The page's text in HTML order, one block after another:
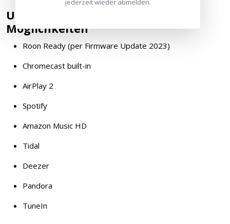
Umfassende Streaming-
Möglichkeiten
Roon Ready (per Firmware Update 2023)
Chromecast built-in
AirPlay 2
Spotify
Amazon Music HD
Tidal
Deezer
Pandora
TuneIn
jederzeit wieder abmelden.